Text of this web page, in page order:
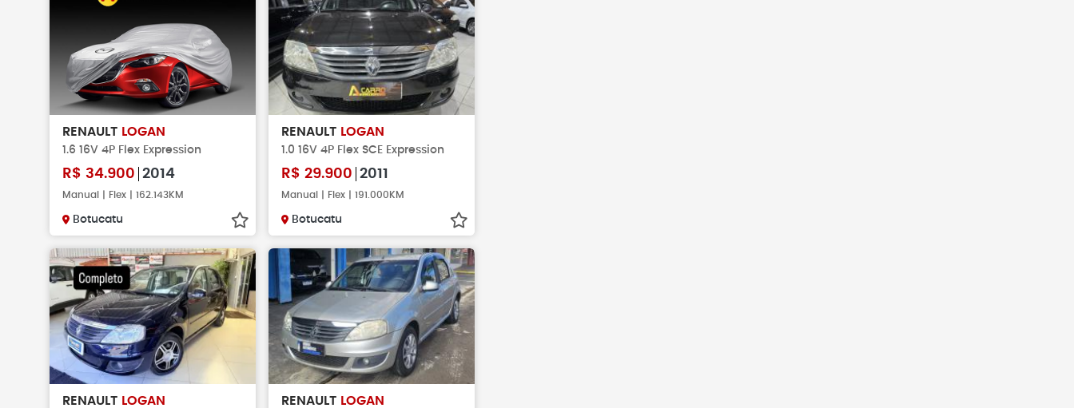
RENAULT LOGAN
1.6 16V 4P Flex Expression
R$ 34.900 2014
Manual | Flex | 162.143KM
Botucatu
RENAULT LOGAN
1.0 16V 4P Flex SCE Expression
R$ 29.900 2011
Manual | Flex | 191.000KM
Botucatu
RENAULT LOGAN RENAULT LOGAN